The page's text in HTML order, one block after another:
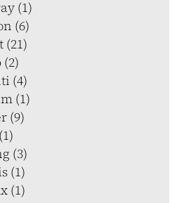
(1)
(6)
(4)
(1)
(9)
(3)
(1)
(1)